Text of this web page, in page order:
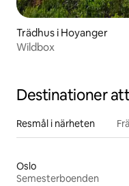
Trädhus i Hoyanger
Wildbox
Destinationer
Resmål i närheten
Oslo
Semesterboenden